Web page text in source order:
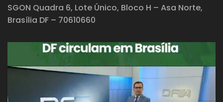
SGON Quadra 6, Lote Único, Bloco H – Asa Norte,
Brasília DF – 70610660